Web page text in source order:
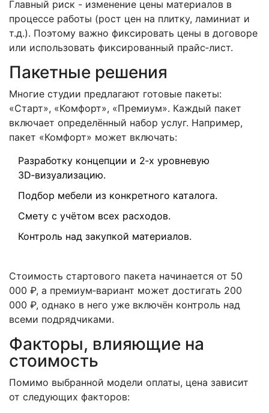
Главный риск - изменение цены материалов в
процессе работы (рост цен на плитку, ламиниат и
т.д.). Поэтому важно фиксировать цены в договоре
или использовать фиксированный прайс‑лист.
Пакетные решения
Многие студии предлагают готовые пакеты:
«Старт», «Комфорт», «Премиум». Каждый пакет
включает определённый набор услуг. Например,
пакет «Комфорт» может включать:
Разработку концепции и 2‑х уровневую
3D‑визуализацию.
Подбор мебели из конкретного каталога.
Смету с учётом всех расходов.
Контроль над закупкой материалов.
Стоимость стартового пакета начинается от 50
000 ₽, а премиум‑вариант может достигать 200
000 ₽, однако в него уже включён контроль над
всеми подрядчиками.
Факторы, влияющие на
стоимость
Помимо выбранной модели оплаты, цена зависит
от следующих факторов: